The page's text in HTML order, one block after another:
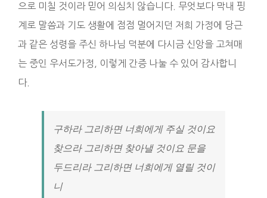
으로 미칠 것이라 믿어 의심치 않습니다. 무엇보다 막내 핑
계로 말씀과 기도 생활에 점점 멀어지던 저희 가정에 당근
과 같은 성령을 주신 하나님 덕분에 다시금 신앙을 고쳐매
는 중인 우서도가정, 이렇게 간증 나눌 수 있어 감사합니
다.
구하라 그리하면 너희에게 주실 것이요
찾으라 그리하면 찾아낼 것이요 문을
두드리라 그리하면 너희에게 열릴 것이
니